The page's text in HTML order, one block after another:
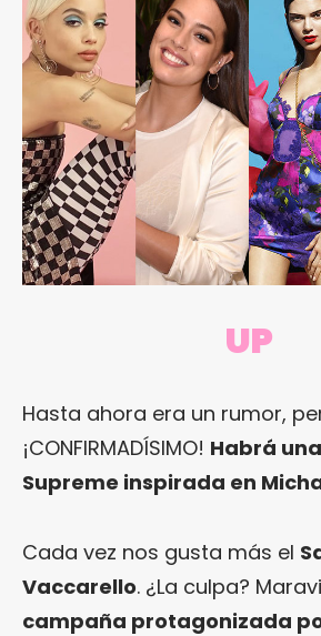
UP
Hasta ahora era un rumor,
¡CONFIRMADÍSIMO! Habrá
Supreme inspirada en
Cada vez nos gusta más el
Vaccarello. ¿La culpa?
campaña protagonizada